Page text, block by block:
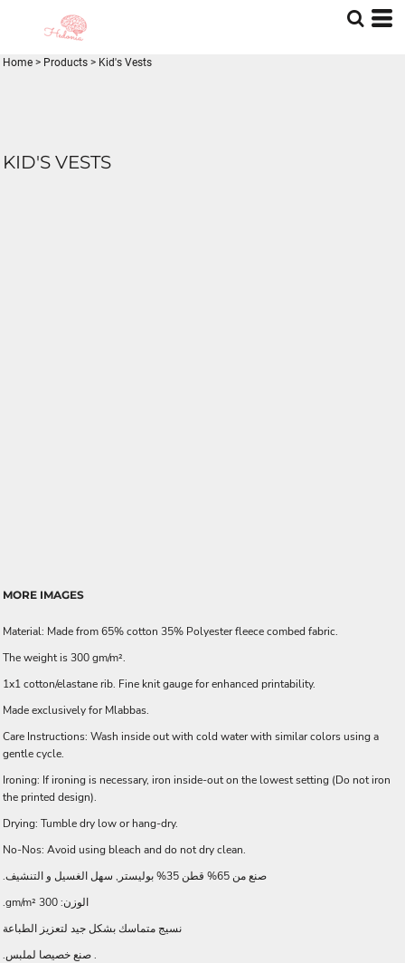
Home > Products > Kid's Vests
KID'S VESTS
MORE IMAGES
Material: Made from 65% cotton 35% Polyester fleece combed fabric.
The weight is 300 gm/m².
1x1 cotton/elastane rib. Fine knit gauge for enhanced printability.
Made exclusively for Mlabbas.
Care Instructions: Wash inside out with cold water with similar colors using a
gentle cycle.
Ironing: If ironing is necessary, iron inside-out on the lowest setting (Do not iron
the printed design).
Drying: Tumble dry low or hang-dry.
No-Nos: Avoid using bleach and do not dry clean.
صنع من 65% قطن 35% بوليستر, سهل الغسيل و التنشيف.
الوزن: 300 gm/m².
نسيج متماسك بشكل جيد لتعزيز الطباعة
. صنع خصيصا لملبس.